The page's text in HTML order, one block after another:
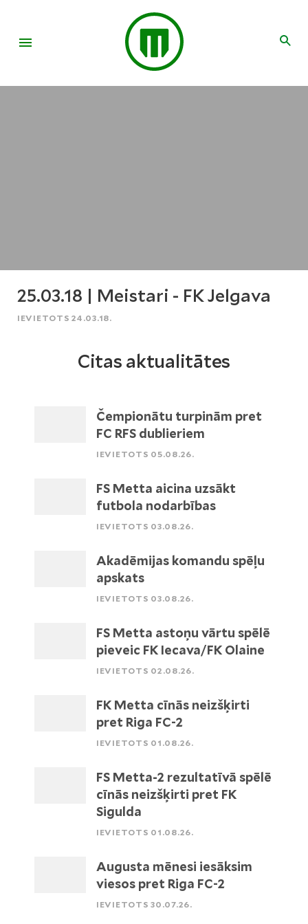
25.03.18 | Meistari - FK Jelgava
IEVIETOTS 24.03.18.
Citas aktualitātes
Čempionātu turpinām pret
FC RFS dublieriem
IEVIETOTS 05.08.26.
FS Metta aicina uzsākt
futbola nodarbības
IEVIETOTS 03.08.26.
Akadēmijas komandu spēļu
apskats
IEVIETOTS 03.08.26.
FS Metta astoņu vārtu spēlē
pieveic FK Iecava/FK Olaine
IEVIETOTS 02.08.26.
FK Metta cīnās neizšķirti
pret Riga FC-2
IEVIETOTS 01.08.26.
FS Metta-2 rezultatīvā spēlē
cīnās neizšķirti pret FK
Sigulda
IEVIETOTS 01.08.26.
Augusta mēnesi iesāksim
viesos pret Riga FC-2
IEVIETOTS 30.07.26.